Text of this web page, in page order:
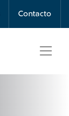
Contacto